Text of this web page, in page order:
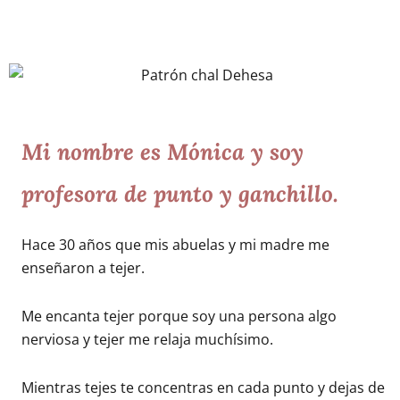
Mi nombre es Mónica y soy
profesora de punto y ganchillo.
Hace 30 años que mis abuelas y mi madre me
enseñaron a tejer.
Me encanta tejer porque soy una persona algo
nerviosa y tejer me relaja muchísimo.
Mientras tejes te concentras en cada punto y dejas de